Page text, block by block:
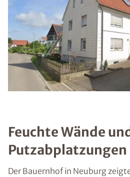
Feuchte Wände
Putzabplatzungen
Der Bauernhof in Neuburg